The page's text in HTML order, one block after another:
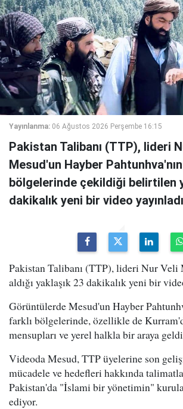
Yayınlanma: 06 Ağustos 2026 Perşembe 16:15
Pakistan Talibanı (TTP), lideri
Mesud'un Hayber
bölgelerinde çekildiği belirtilen
dakikalık yeni bir video
Pakistan Talibanı (TTP), lideri Nur Veli
aldığı yaklaşık 23 dakikalık yeni bir
Görüntülerde Mesud'un Hayber
farklı bölgelerinde, özellikle de
mensupları ve yerel halkla bir araya
Videoda Mesud, TTP üyelerine son
mücadele ve hedefleri hakkında
Pakistan'da "İslami bir yönetimin"
ediyor.